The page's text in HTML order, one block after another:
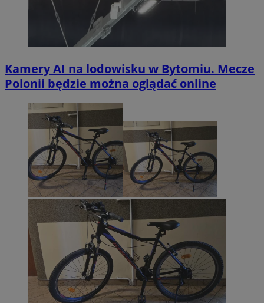
Kamery AI na lodowisku w Bytomiu. Mecze
Polonii będzie można oglądać online